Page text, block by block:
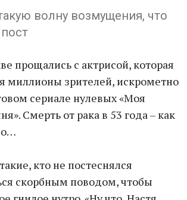
волну возмущения, что
прощались с актрисой, которая
миллионы зрителей, искрометно
сериале нулевых «Моя
Смерть от рака в 53 года – как
кто не постеснялся
скорбным поводом, чтобы